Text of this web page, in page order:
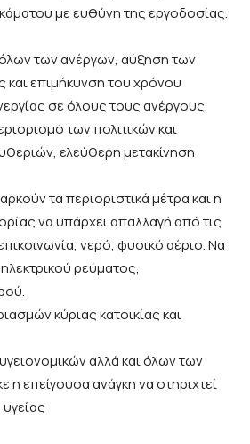
με ευθύνη της εργοδοσίας.
των ανέργων, αύξηση των
και επιμήκυνση του χρόνου
σε όλους τους ανέργους.
των πολιτικών και
ελεύθερη μετακίνηση
τα περιοριστικά μέτρα και η
να υπάρχει απαλλαγή από τις
νερό, φυσικό αέριο. Να
ρεύματος,
κύριας κατοικίας και
αλλά και όλων των
η επείγουσα ανάγκη να στηριχτεί